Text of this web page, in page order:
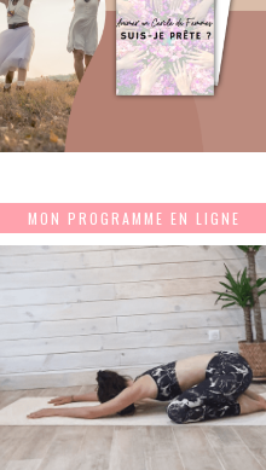
MON PROGRAMME EN LIGNE